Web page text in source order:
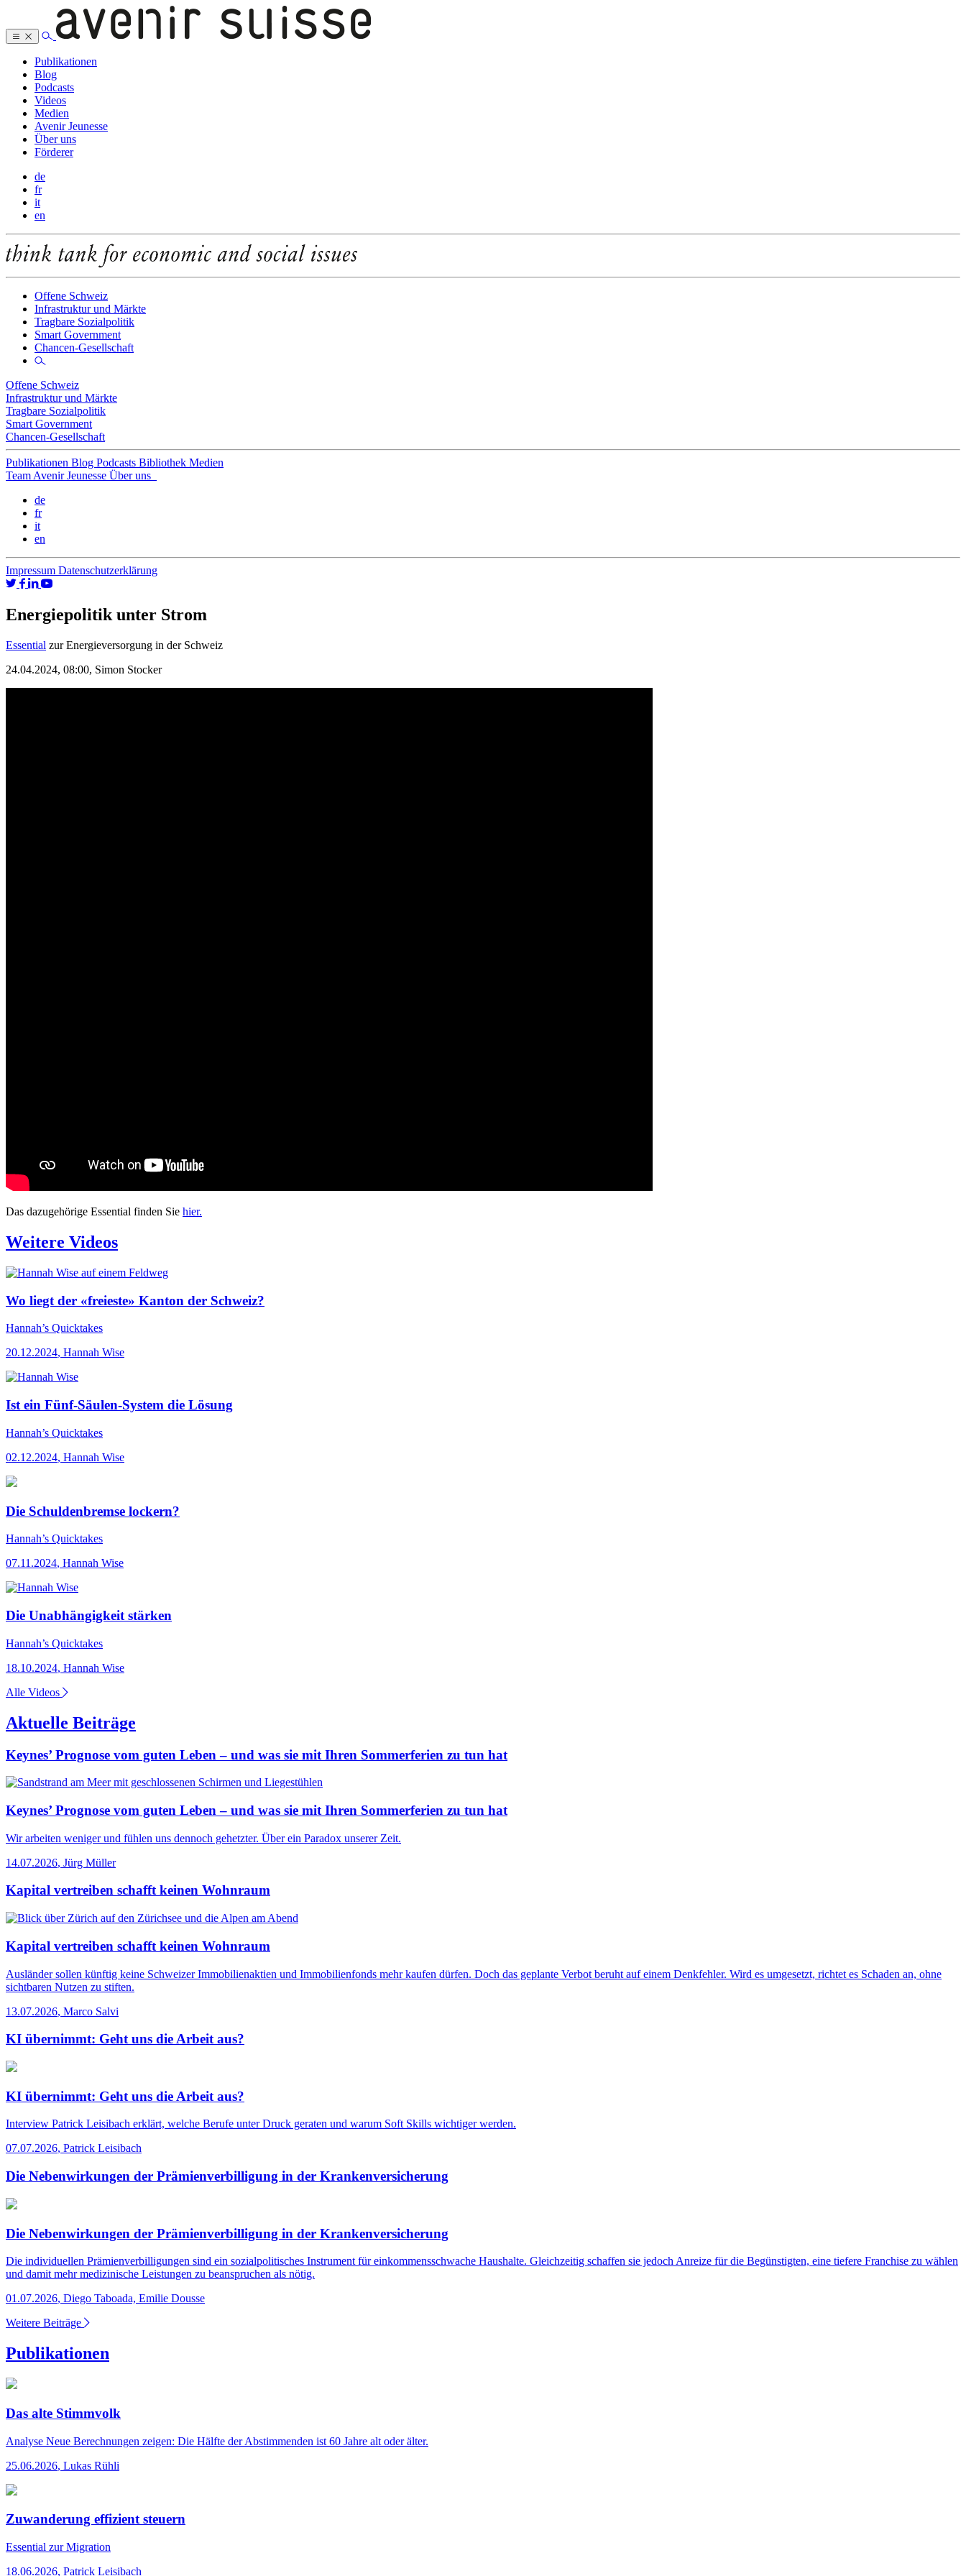
Publikationen
Blog
Podcasts
Videos
Medien
Avenir Jeunesse
Über uns
Förderer
de
fr
it
en
Offene Schweiz
Infrastruktur und Märkte
Tragbare Sozialpolitik
Smart Government
Chancen-Gesellschaft
Offene Schweiz
Infrastruktur und Märkte
Tragbare Sozialpolitik
Smart Government
Chancen-Gesellschaft
Publikationen Blog Podcasts Bibliothek Medien
Team Avenir Jeunesse Über uns
de
fr
it
en
Impressum Datenschutzerklärung
Energiepolitik unter Strom
Essential zur Energieversorgung in der Schweiz
24.04.2024, 08:00, Simon Stocker
Das dazugehörige Essential finden Sie hier.
Weitere Videos
Wo liegt der «freieste» Kanton der Schweiz?
Hannah’s Quicktakes
20.12.2024, Hannah Wise
Ist ein Fünf-Säulen-System die Lösung
Hannah’s Quicktakes
02.12.2024, Hannah Wise
Die Schuldenbremse lockern?
Hannah’s Quicktakes
07.11.2024, Hannah Wise
Die Unabhängigkeit stärken
Hannah’s Quicktakes
18.10.2024, Hannah Wise
Alle Videos
Aktuelle Beiträge
Keynes’ Prognose vom guten Leben – und was sie mit Ihren Sommerferien zu tun hat
Keynes’ Prognose vom guten Leben – und was sie mit Ihren Sommerferien zu tun hat
Wir arbeiten weniger und fühlen uns dennoch gehetzter. Über ein Paradox unserer Zeit.
14.07.2026, Jürg Müller
Kapital vertreiben schafft keinen Wohnraum
Kapital vertreiben schafft keinen Wohnraum
Ausländer sollen künftig keine Schweizer Immobilienaktien und Immobilienfonds mehr kaufen dürfen. Doch das geplante Verbot beruht auf einem Denkfehler. Wird es umgesetzt, richtet es Schaden an, ohne
sichtbaren Nutzen zu stiften.
13.07.2026, Marco Salvi
KI übernimmt: Geht uns die Arbeit aus?
KI übernimmt: Geht uns die Arbeit aus?
Interview Patrick Leisibach erklärt, welche Berufe unter Druck geraten und warum Soft Skills wichtiger werden.
07.07.2026, Patrick Leisibach
Die Nebenwirkungen der Prämienverbilligung in der Krankenversicherung
Die Nebenwirkungen der Prämienverbilligung in der Krankenversicherung
Die individuellen Prämienverbilligungen sind ein sozialpolitisches Instrument für einkommensschwache Haushalte. Gleichzeitig schaffen sie jedoch Anreize für die Begünstigten, eine tiefere Franchise zu wählen
und damit mehr medizinische Leistungen zu beanspruchen als nötig.
01.07.2026, Diego Taboada, Emilie Dousse
Weitere Beiträge
Publikationen
Das alte Stimmvolk
Analyse Neue Berechnungen zeigen: Die Hälfte der Abstimmenden ist 60 Jahre alt oder älter.
25.06.2026, Lukas Rühli
Zuwanderung effizient steuern
Essential zur Migration
18.06.2026, Patrick Leisibach